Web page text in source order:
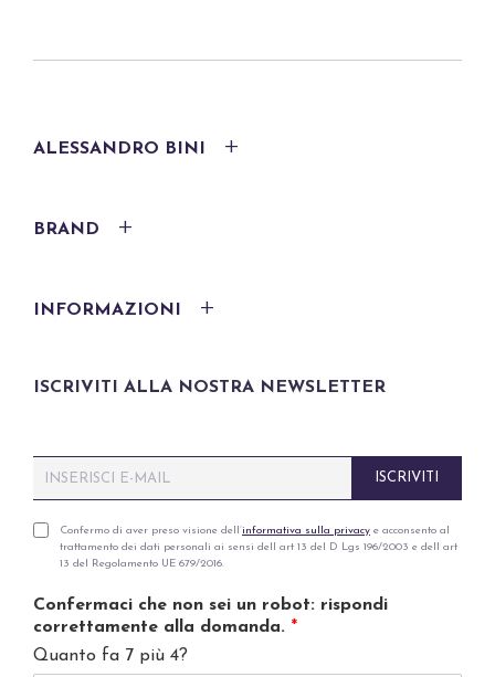
ALESSANDRO BINI
BRAND
INFORMAZIONI
ISCRIVITI ALLA NOSTRA NEWSLETTER
m
iP
v
a
y
Confermo di aver preso visione dell’informativa sulla privacy e acconsento al
trattamento dei dati personali ai sensi dell art 13 del D Lgs 196/2003 e dell art
13 del Regolamento UE 679/2016.
Confermaci che non sei un robot: rispondi
correttamente alla domanda. *
Quanto fa 7 più 4?
ISCRIVITI